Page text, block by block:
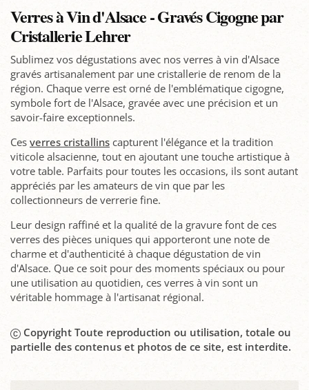
Verres à Vin d'Alsace - Gravés Cigogne par
Cristallerie Lehrer
Sublimez vos dégustations avec nos verres à vin d'Alsace
gravés artisanalement par une cristallerie de renom de la
région. Chaque verre est orné de l'emblématique cigogne,
symbole fort de l'Alsace, gravée avec une précision et un
savoir-faire exceptionnels.
Ces verres cristallins capturent l'élégance et la tradition
viticole alsacienne, tout en ajoutant une touche artistique à
votre table. Parfaits pour toutes les occasions, ils sont autant
appréciés par les amateurs de vin que par les
collectionneurs de verrerie fine.
Leur design raffiné et la qualité de la gravure font de ces
verres des pièces uniques qui apporteront une note de
charme et d'authenticité à chaque dégustation de vin
d'Alsace. Que ce soit pour des moments spéciaux ou pour
une utilisation au quotidien, ces verres à vin sont un
véritable hommage à l'artisanat régional.
Copyright Toute reproduction ou utilisation, totale ou
partielle des contenus et photos de ce site, est interdite.